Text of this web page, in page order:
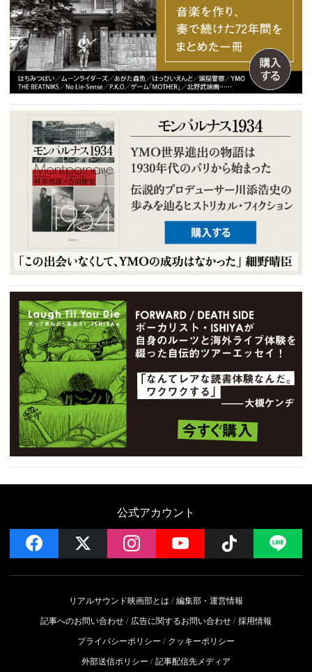
公式アカウント
facebook instagramYouTube Follow
リアルサウンド映画部とは
編集部・運営情報
記事へのお問い合わせ
広告に関するお問い合わせ 採用情報
プライバシーポリシー
クッキーポリシー
外部送信ポリシー
記事配信先メディア